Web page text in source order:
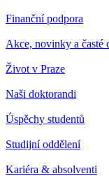
Finanční podpora
Akce, novinky a časté
Život v Praze
Naši doktorandi
Úspěchy studentů
Studijní oddělení
Kariéra & absolventi